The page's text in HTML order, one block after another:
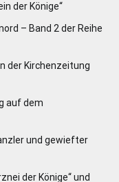
der Könige“
– Band 2 der Reihe
der Kirchenzeitung
auf dem
und gewiefter
der Könige“ und